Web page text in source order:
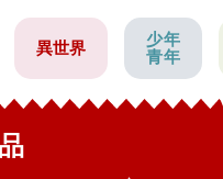
異世界
少年
青年